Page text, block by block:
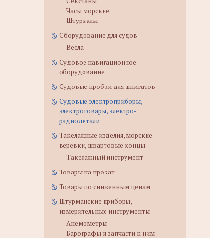
Часы морские
Штурвалы
Оборудование для судов
Весла
Судовое навигационное
оборудование
Судовые пробки для шпигатов
Судовые электроприборы,
электротовары, электро-
радиодетали
Такелажные изделия, морские
веревки, швартовые концы
Такелажный инструмент
Товары на прокат
Товары по сниженным ценам
Штурманские приборы,
измерительные инструменты
Анемометры
Барографы и запчасти к ним